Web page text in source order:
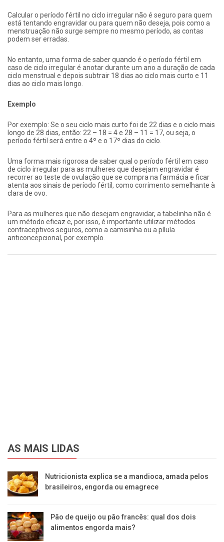
Calcular o período fértil no ciclo irregular não é seguro para quem
está tentando engravidar ou para quem não deseja, pois como a
menstruação não surge sempre no mesmo período, as contas
podem ser erradas.
No entanto, uma forma de saber quando é o período fértil em
caso de ciclo irregular é anotar durante um ano a duração de cada
ciclo menstrual e depois subtrair 18 dias ao ciclo mais curto e 11
dias ao ciclo mais longo.
Exemplo
Por exemplo: Se o seu ciclo mais curto foi de 22 dias e o ciclo mais
longo de 28 dias, então: 22 – 18 = 4 e 28 – 11 = 17, ou seja, o
período fértil será entre o 4º e o 17º dias do ciclo.
Uma forma mais rigorosa de saber qual o período fértil em caso
de ciclo irregular para as mulheres que desejam engravidar é
recorrer ao teste de ovulação que se compra na farmácia e ficar
atenta aos sinais de período fértil, como corrimento semelhante à
clara de ovo.
Para as mulheres que não desejam engravidar, a tabelinha não é
um método eficaz e, por isso, é importante utilizar métodos
contraceptivos seguros, como a camisinha ou a pílula
anticoncepcional, por exemplo.
AS MAIS LIDAS
Nutricionista explica se a mandioca, amada pelos
brasileiros, engorda ou emagrece
Pão de queijo ou pão francês: qual dos dois
alimentos engorda mais?